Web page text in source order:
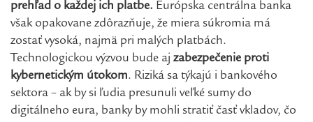
prehľad o každej ich platbe. Európska centrálna banka
však opakovane zdôrazňuje, že miera súkromia má
zostať vysoká, najmä pri malých platbách.
Technologickou výzvou bude aj zabezpečenie proti
kybernetickým útokom. Riziká sa týkajú i bankového
sektora – ak by si ľudia presunuli veľké sumy do
digitálneho eura, banky by mohli stratiť časť vkladov, čo